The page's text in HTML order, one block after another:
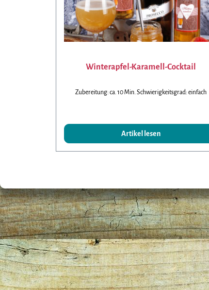
Winterapfel-Karamell-Cocktail
Zubereitung: ca. 10 Min. Schwierigkeitsgrad: einfach
Artikel lesen